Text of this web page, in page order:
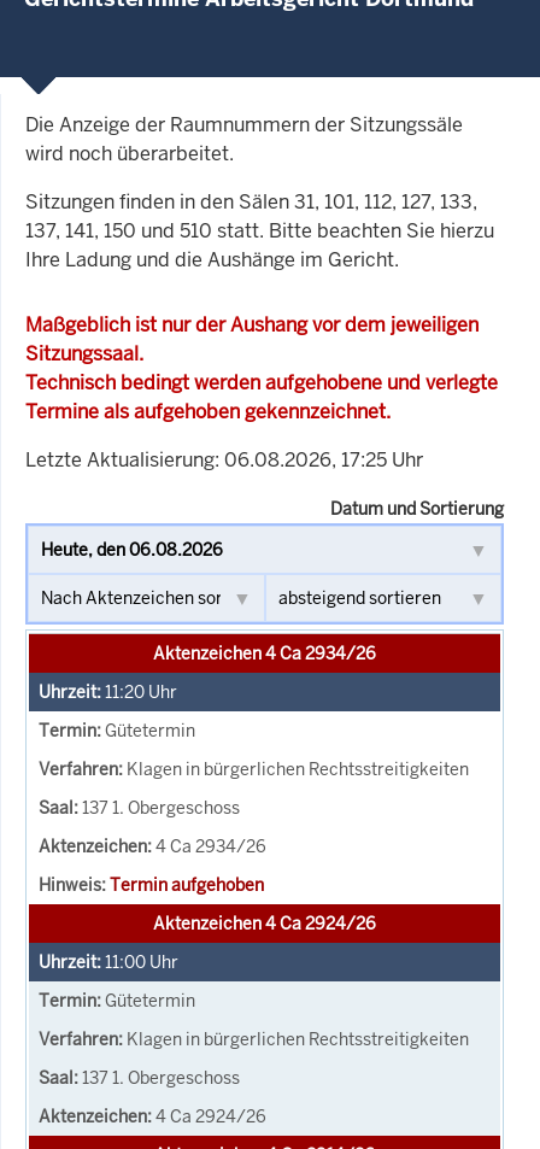
Die Anzeige der Raumnummern der Sitzungssäle
wird noch überarbeitet.
Sitzungen finden in den Sälen 31, 101, 112, 127, 133,
137, 141, 150 und 510 statt. Bitte beachten Sie hierzu
Ihre Ladung und die Aushänge im Gericht.
Maßgeblich ist nur der Aushang vor dem jeweiligen
Sitzungssaal.
Technisch bedingt werden aufgehobene und verlegte
Termine als aufgehoben gekennzeichnet.
Letzte Aktualisierung: 06.08.2026, 17:25 Uhr
Datum und Sortierung
Aktenzeichen 4 Ca 2934/26
11:20 Uhr
Gütetermin
Klagen in bürgerlichen Rechtsstreitigkeiten
137 1. Obergeschoss
4 Ca 2934/26
Termin aufgehoben
Aktenzeichen 4 Ca 2924/26
11:00 Uhr
Gütetermin
Klagen in bürgerlichen Rechtsstreitigkeiten
137 1. Obergeschoss
4 Ca 2924/26